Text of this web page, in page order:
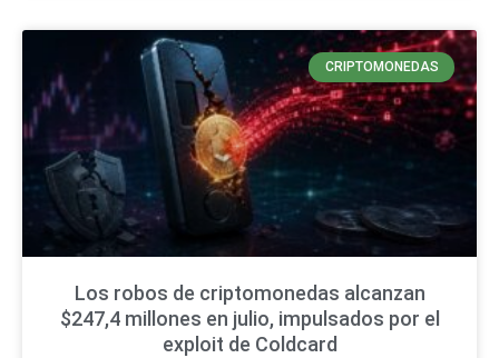
CRIPTOMONEDAS
Los robos de criptomonedas alcanzan
$247,4 millones en julio, impulsados por el
exploit de Coldcard